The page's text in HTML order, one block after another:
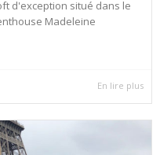
d'exception situé dans le
Madeleine
En lire plus